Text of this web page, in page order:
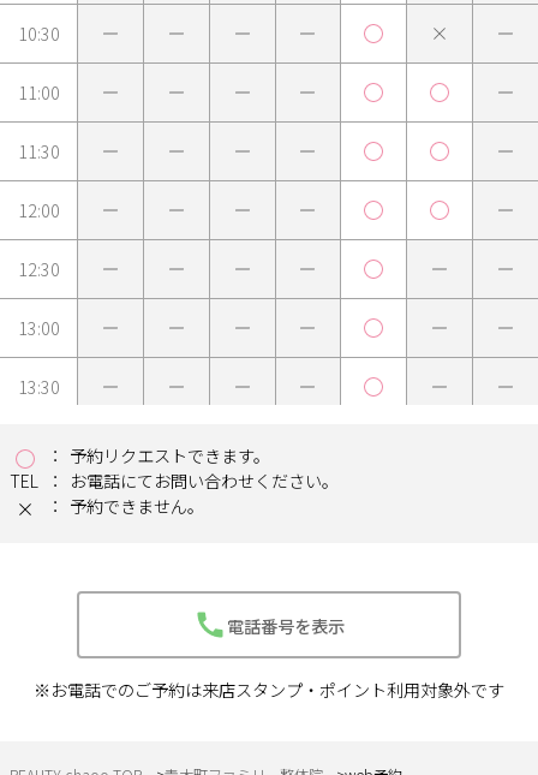
10:30
11:00
11:30
12:00
12:30
13:00
13:30
14:00 予約リクエストできます。
TEL
お電話にてお問い合わせください。
予約できません。
電話番号を表示
※お電話でのご予約は来店スタンプ・ポイント利用対象外です